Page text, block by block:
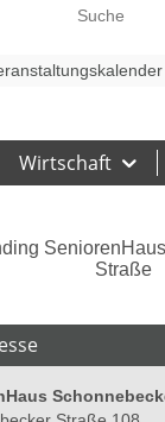
Wirtschaft